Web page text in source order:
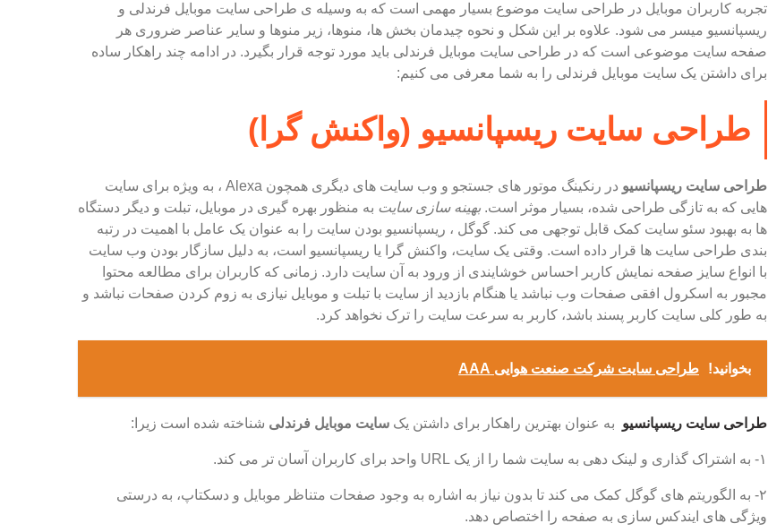
تجربه کاربران موبایل در طراحی سایت موضوع بسیار مهمی است که به وسیله ی طراحی سایت موبایل فرندلی و
ریسپانسیو میسر می شود. علاوه بر این شکل و نحوه چیدمان بخش ها، منوها، زیر منوها و سایر عناصر ضروری هر
صفحه سایت موضوعی است که در طراحی سایت موبایل فرندلی باید مورد توجه قرار بگیرد. در ادامه چند راهکار ساده
برای داشتن یک سایت موبایل فرندلی را به شما معرفی می کنیم:
طراحی سایت ریسپانسیو (واکنش گرا)
طراحی سایت ریسپانسیو
در رنکینگ موتور های جستجو و وب سایت های دیگری همچون Alexa ، به ویژه برای سایت
هایی که به تازگی طراحی شده، بسیار موثر است. بهینه سازی سایت به منظور بهره گیری در موبایل، تبلت و دیگر دستگاه
ها به بهبود سئو سایت کمک قابل توجهی می کند. گوگل ، ریسپانسیو بودن سایت را به عنوان یک عامل با اهمیت در رتبه
بندی طراحی سایت ها قرار داده است. وقتی یک سایت، واکنش گرا یا ریسپانسیو است، به دلیل سازگار بودن وب سایت
با انواع سایز صفحه نمایش کاربر احساس خوشایندی از ورود به آن سایت دارد. زمانی که کاربران برای مطالعه محتوا
مجبور به اسکرول افقی صفحات وب نباشد یا هنگام بازدید از سایت با تبلت و موبایل نیازی به زوم کردن صفحات نباشد و
به طور کلی سایت کاربر پسند باشد، کاربر به سرعت سایت را ترک نخواهد کرد.
بخوانید! طراحی سایت شرکت صنعت هوایی AAA
طراحی سایت ریسپانسیو به عنوان بهترین راهکار برای داشتن یک سایت موبایل فرندلی شناخته شده است زیرا:
۱- به اشتراک گذاری و لینک دهی به سایت شما را از یک URL واحد برای کاربران آسان تر می کند.
۲- به الگوریتم های گوگل کمک می کند تا بدون نیاز به اشاره به وجود صفحات متناظر موبایل و دسکتاپ، به درستی
ویژگی های ایندکس سازی به صفحه را اختصاص دهد.